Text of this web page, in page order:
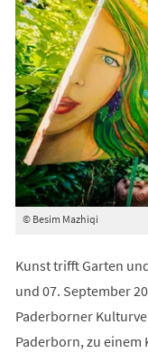
© Besim Mazhiqi
Kunst trifft Garten
und 07. September
Paderborner
Paderborn, zu einem